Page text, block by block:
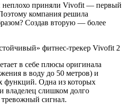
неплохо приняли Vivofit — первый
компания решила
Создав вторую — более
в себе плюсы оригинала
в воду до 50 метров) и
функций. Одна из которых
владелец слишком долго
тревожный сигнал.